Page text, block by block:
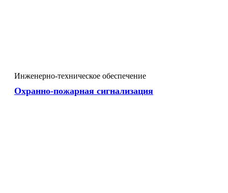
Инженерно-техническое обеспечение
Охранно-пожарная сигнализация